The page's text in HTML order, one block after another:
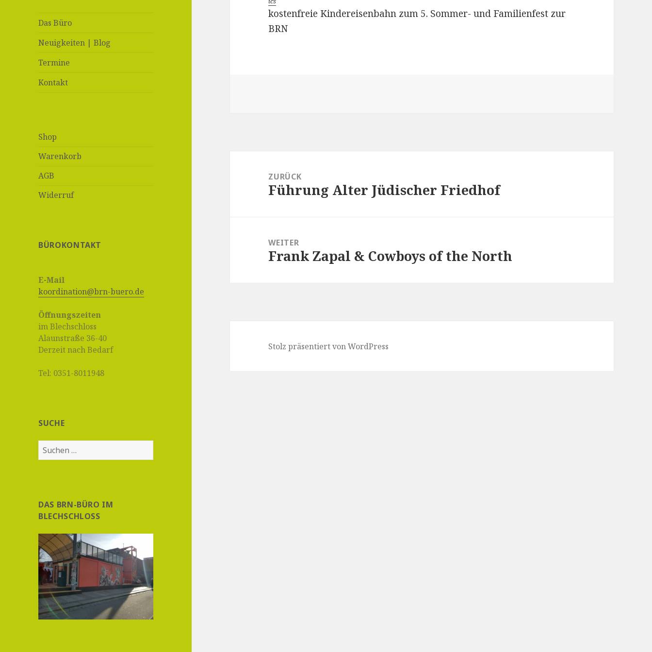
Das Büro
Neuigkeiten | Blog
Termine
Kontakt
Shop
Warenkorb
AGB
Widerruf
BÜROKONTAKT
E-Mail
koordination@brn-buero.de
Öffnungszeiten
im Blechschloss
Alaunstraße 36-40
Derzeit nach Bedarf
Tel: 0351-8011948
SUCHE
Suchen
nach:
DAS BRN-BÜRO IM
BLECHSCHLOSS
kostenfreie Kindereisenbahn zum 5. Sommer- und Familienfest zur
BRN
ZURÜCK
Vorheriger
Führung Alter Jüdischer Friedhof
WEITER
Nächster
Frank Zapal & Cowboys of the North
Stolz präsentiert von WordPress